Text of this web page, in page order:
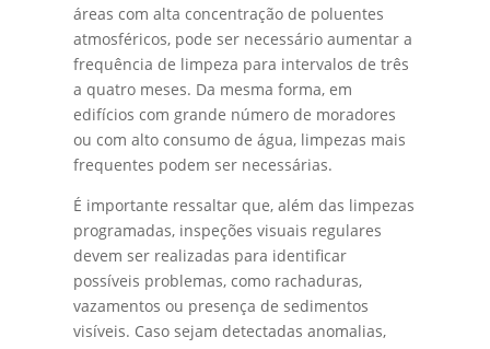
áreas com alta concentração de poluentes
atmosféricos, pode ser necessário aumentar a
frequência de limpeza para intervalos de três
a quatro meses. Da mesma forma, em
edifícios com grande número de moradores
ou com alto consumo de água, limpezas mais
frequentes podem ser necessárias.
É importante ressaltar que, além das limpezas
programadas, inspeções visuais regulares
devem ser realizadas para identificar
possíveis problemas, como rachaduras,
vazamentos ou presença de sedimentos
visíveis. Caso sejam detectadas anomalias,